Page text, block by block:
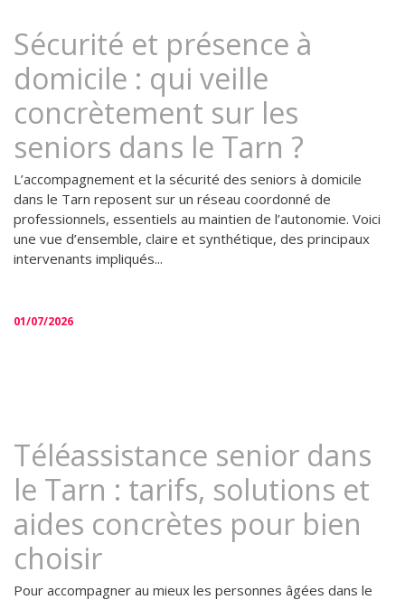
Sécurité et présence à
domicile : qui veille
concrètement sur les
seniors dans le Tarn ?
L’accompagnement et la sécurité des seniors à domicile
dans le Tarn reposent sur un réseau coordonné de
professionnels, essentiels au maintien de l’autonomie. Voici
une vue d’ensemble, claire et synthétique, des principaux
intervenants impliqués...
01/07/2026
Téléassistance senior dans
le Tarn : tarifs, solutions et
aides concrètes pour bien
choisir
Pour accompagner au mieux les personnes âgées dans le